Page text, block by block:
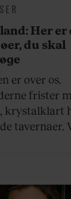
Her er
du skal
er over os.
frister
krystalklart
tavernaer.